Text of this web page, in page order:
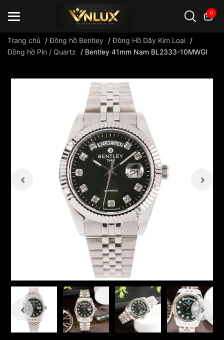
0
Trang chủ /Đồng hồ Bentley /Đông Hồ Dây Kim Loại /
Đồng hồ Pin / Quartz
/ Bentley 41mm Nam BL2333-10MWGI